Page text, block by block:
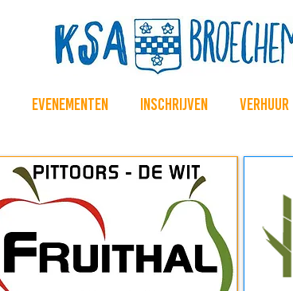
Evenementen Inschrijven Verhuur